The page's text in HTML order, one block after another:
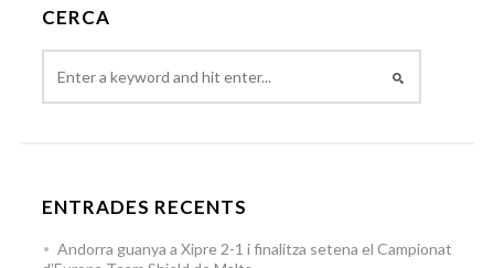
CERCA
ENTRADES RECENTS
Andorra guanya a Xipre 2-1 i finalitza setena el Campionat